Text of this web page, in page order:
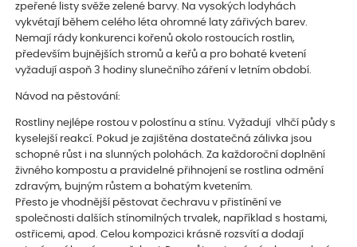
zpeřené listy svěže zelené barvy. Na vysokých lodyhách
vykvétají během celého léta ohromné laty zářivých barev.
Nemají rády konkurenci kořenů okolo rostoucích rostlin,
především bujnějších stromů a keřů a pro bohaté kvetení
vyžadují aspoň 3 hodiny slunečního záření v letním období.
Návod na pěstování:
Rostliny nejlépe rostou v polostínu a stínu. Vyžadují vlhčí půdy s
kyselejší reakcí. Pokud je zajištěna dostatečná zálivka jsou
schopné růst i na slunných polohách. Za každoroční doplnění
živného kompostu a pravidelné přihnojení se rostlina odmění
zdravým, bujným růstem a bohatým kvetením.
Přesto je vhodnější pěstovat čechravu v přistínění ve
společnosti dalších stínomilných trvalek, například s hostami,
ostřicemi, apod. Celou kompozici krásně rozsvítí a dodají